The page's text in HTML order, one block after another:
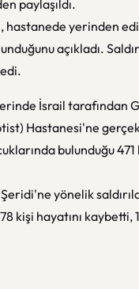
paylaşıldı.
hastanede yerinden
açıkladı.
İsrail tarafından
Hastanesi'ne
bulunduğu 471
yönelik
kişi hayatını kaybetti,